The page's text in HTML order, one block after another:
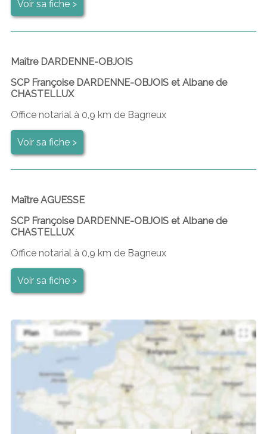
Voir sa fiche >
Maître DARDENNE-OBJOIS
SCP Françoise DARDENNE-OBJOIS et Albane de
CHASTELLUX
Office notarial à 0,9 km de Bagneux
Voir sa fiche >
Maître AGUESSE
SCP Françoise DARDENNE-OBJOIS et Albane de
CHASTELLUX
Office notarial à 0,9 km de Bagneux
Voir sa fiche >